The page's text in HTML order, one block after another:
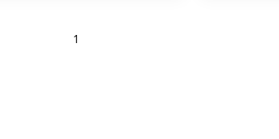
1